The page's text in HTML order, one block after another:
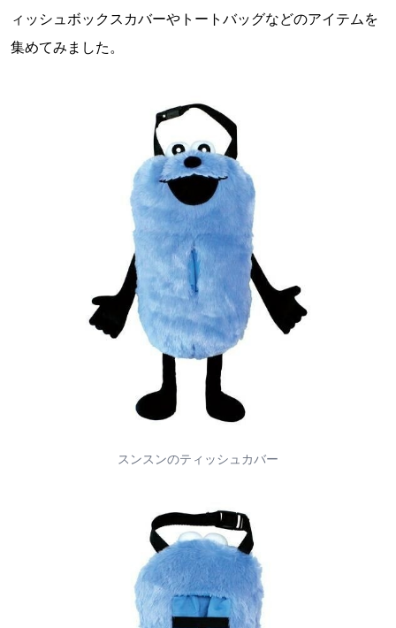
ィッシュボックスカバーやトートバッグなどのアイテムを
集めてみました。
スンスンのティッシュカバー